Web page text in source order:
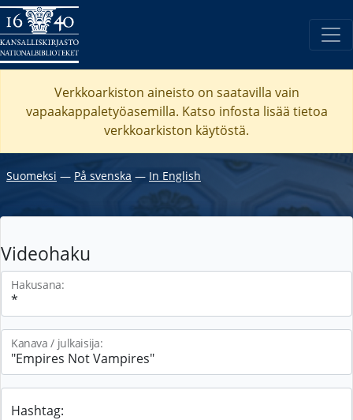
Verkkoarkiston aineisto on saatavilla vain
vapaakappaletyöasemilla. Katso infosta lisää tietoa
verkkoarkiston käytöstä.
Suomeksi ― På svenska ― In English
Videohaku
Hakusana:
Kanava / julkaisija:
Hashtag: